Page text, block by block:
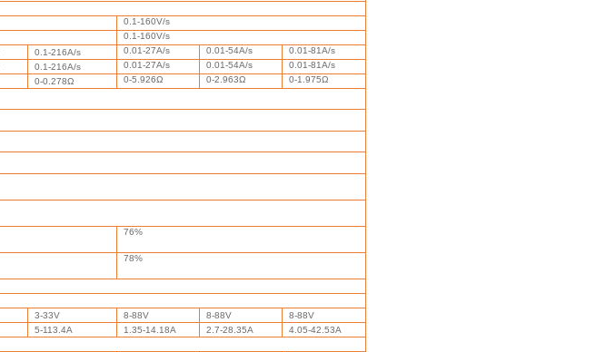
0.1-160V/s
0.1-160V/s
0.1-216A/s 0.01-27A/s 0.01-54A/s
0.01-81A/s
0.1-216A/s 0.01-27A/s 0.01-54A/s
0.01-81A/s
0-0.278Ω 0-5.926Ω 0-2.963Ω
0-1.975Ω
76%
78%
3-33V 8-88V 8-88V
8-88V
5-113.4A 1.35-14.18A 2.7-28.35A
4.05-42.53A